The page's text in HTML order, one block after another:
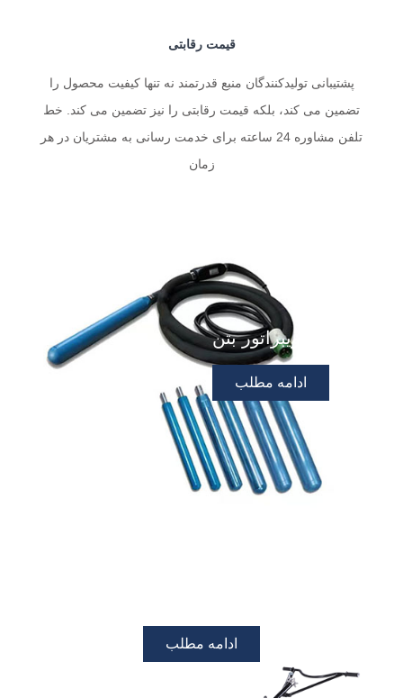
قیمت رقابتی
پشتیبانی تولیدکنندگان منبع قدرتمند نه تنها کیفیت محصول را
تضمین می کند، بلکه قیمت رقابتی را نیز تضمین می کند. خط
تلفن مشاوره 24 ساعته برای خدمت رسانی به مشتریان در هر
زمان
ویبراتور بتن
ادامه مطلب
ادامه مطلب